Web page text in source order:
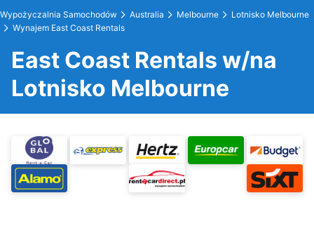
Wypożyczalnia Samochodów Australia Melbourne
Lotnisko Melbourne
Wynajem East Coast Rentals
East Coast Rentals w/na
Lotnisko Melbourne